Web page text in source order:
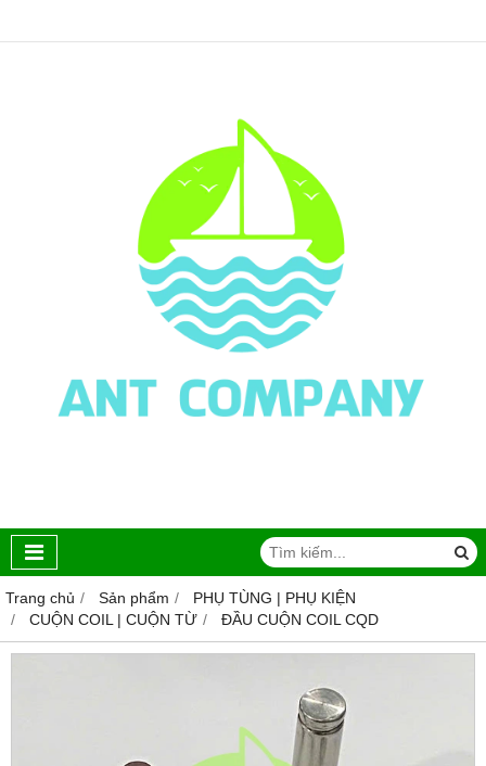
Trang chủ Sản phẩm
PHỤ TÙNG | PHỤ KIỆN
CUỘN COIL | CUỘN TỪ
ĐẦU CUỘN COIL CQD